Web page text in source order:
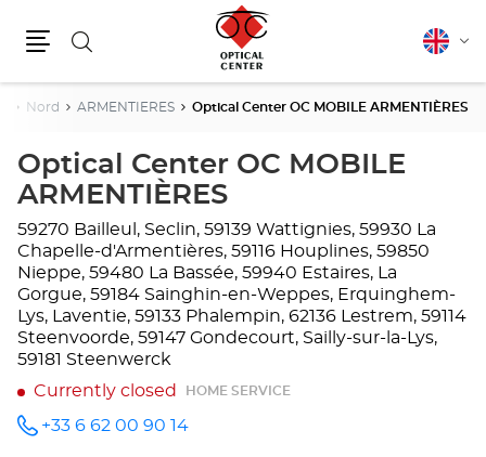
Search English
Nord ARMENTIERES Optical Center OC MOBILE ARMENTIÈRES
Optical Center OC MOBILE
ARMENTIÈRES
59270 Bailleul, Seclin, 59139 Wattignies, 59930 La
Chapelle-d'Armentières, 59116 Houplines, 59850
Nieppe, 59480 La Bassée, 59940 Estaires, La
Gorgue, 59184 Sainghin-en-Weppes, Erquinghem-
Lys, Laventie, 59133 Phalempin, 62136 Lestrem, 59114
Steenvoorde, 59147 Gondecourt, Sailly-sur-la-Lys,
59181 Steenwerck
Currently closed
HOME SERVICE
Call the
+33 6 62 00 90 14